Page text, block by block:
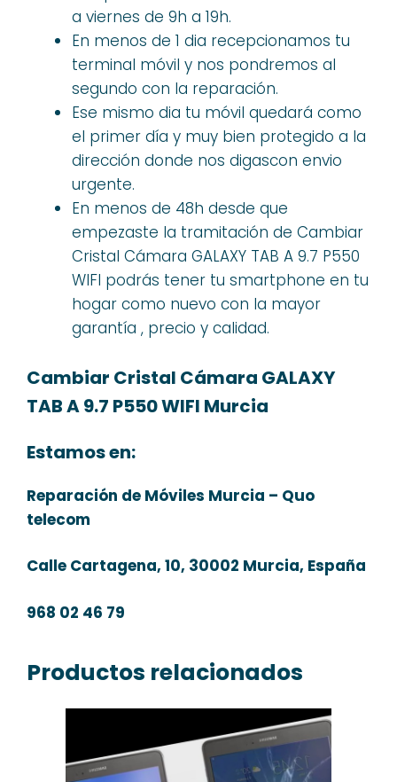
a viernes de 9h a 19h.
En menos de 1 dia recepcionamos tu
terminal móvil y nos pondremos al
segundo con la reparación.
Ese mismo dia tu móvil quedará como
el primer día y muy bien protegido a la
dirección donde nos digascon envio
urgente.
En menos de 48h desde que
empezaste la tramitación de Cambiar
Cristal Cámara GALAXY TAB A 9.7 P550
WIFI podrás tener tu smartphone en tu
hogar como nuevo con la mayor
garantía , precio y calidad.
Cambiar Cristal Cámara GALAXY
TAB A 9.7 P550 WIFI Murcia
Estamos en:
Reparación de Móviles Murcia – Quo
telecom
Calle Cartagena, 10, 30002 Murcia, España
968 02 46 79
Productos relacionados